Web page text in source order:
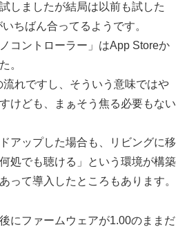
しましたが結局は以前も試した
ちばん合ってるようです。
コントローラー」はApp Storeか
。
れですし、そういう意味ではや
けども、まぁそう焦る必要もない
アップした場合も、リビングに移
処でも聴ける」という環境が構築
って導入したところもあります。
にファームウェアが1.00のままだ